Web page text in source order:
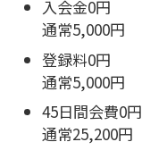
入会金0円
通常5,000円
登録料0円
通常5,000円
45日間会費0円
通常25,200円